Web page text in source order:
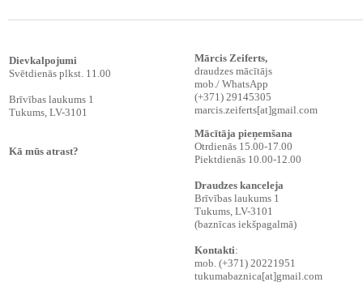
Dievkalpojumi
Svētdienās plkst. 11.00
Brīvības laukums 1
Tukums, LV-3101
Kā mūs atrast?
Mārcis Zeiferts,
draudzes mācītājs
mob./ WhatsApp
(+371) 29145305
marcis.zeiferts[at]gmail.com
Mācītāja pieņemšana
Otrdienās 15.00-17.00
Piektdienās 10.00-12.00
Draudzes kanceleja
Brīvības laukums 1
‍Tukums, LV-3101
‍(baznīcas iekšpagalmā)
Kontakti:
‍mob. (+371) 20221951
tukumabaznica[at]gmail.com